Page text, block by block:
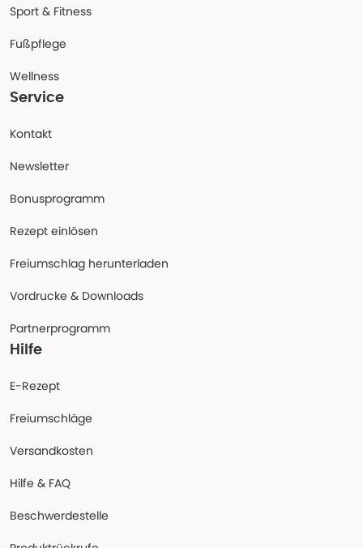
Sport & Fitness
Fußpflege
Wellness
Service
Kontakt
Newsletter
Bonusprogramm
Rezept einlösen
Freiumschlag herunterladen
Vordrucke & Downloads
Partnerprogramm
Hilfe
E-Rezept
Freiumschläge
Versandkosten
Hilfe & FAQ
Beschwerdestelle